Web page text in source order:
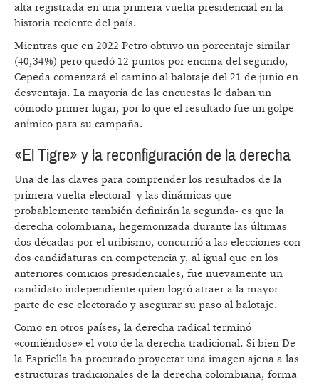
alta registrada en una primera vuelta presidencial en la
historia reciente del país.
Mientras que en 2022 Petro obtuvo un porcentaje similar
(40,34%) pero quedó 12 puntos por encima del segundo,
Cepeda comenzará el camino al balotaje del 21 de junio en
desventaja. La mayoría de las encuestas le daban un
cómodo primer lugar, por lo que el resultado fue un golpe
anímico para su campaña.
«El Tigre» y la reconfiguración de la derecha
Una de las claves para comprender los resultados de la
primera vuelta electoral -y las dinámicas que
probablemente también definirán la segunda- es que la
derecha colombiana, hegemonizada durante las últimas
dos décadas por el uribismo, concurrió a las elecciones con
dos candidaturas en competencia y, al igual que en los
anteriores comicios presidenciales, fue nuevamente un
candidato independiente quien logró atraer a la mayor
parte de ese electorado y asegurar su paso al balotaje.
Como en otros países, la derecha radical terminó
«comiéndose» el voto de la derecha tradicional. Si bien De
la Espriella ha procurado proyectar una imagen ajena a las
estructuras tradicionales de la derecha colombiana, forma